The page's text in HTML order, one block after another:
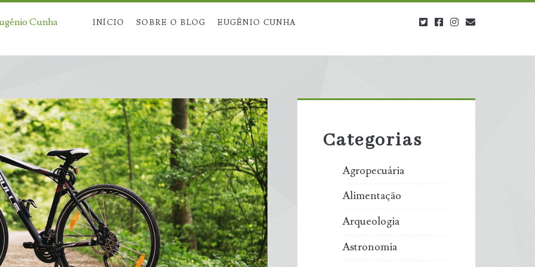
Cunha INÍCIO SOBRE O BLOG EUGÊNIO CUNHA twitterfacebookinstagram
Sidebar
Categorias
Agropecuária
Alimentação
Arqueologia
Astronomia